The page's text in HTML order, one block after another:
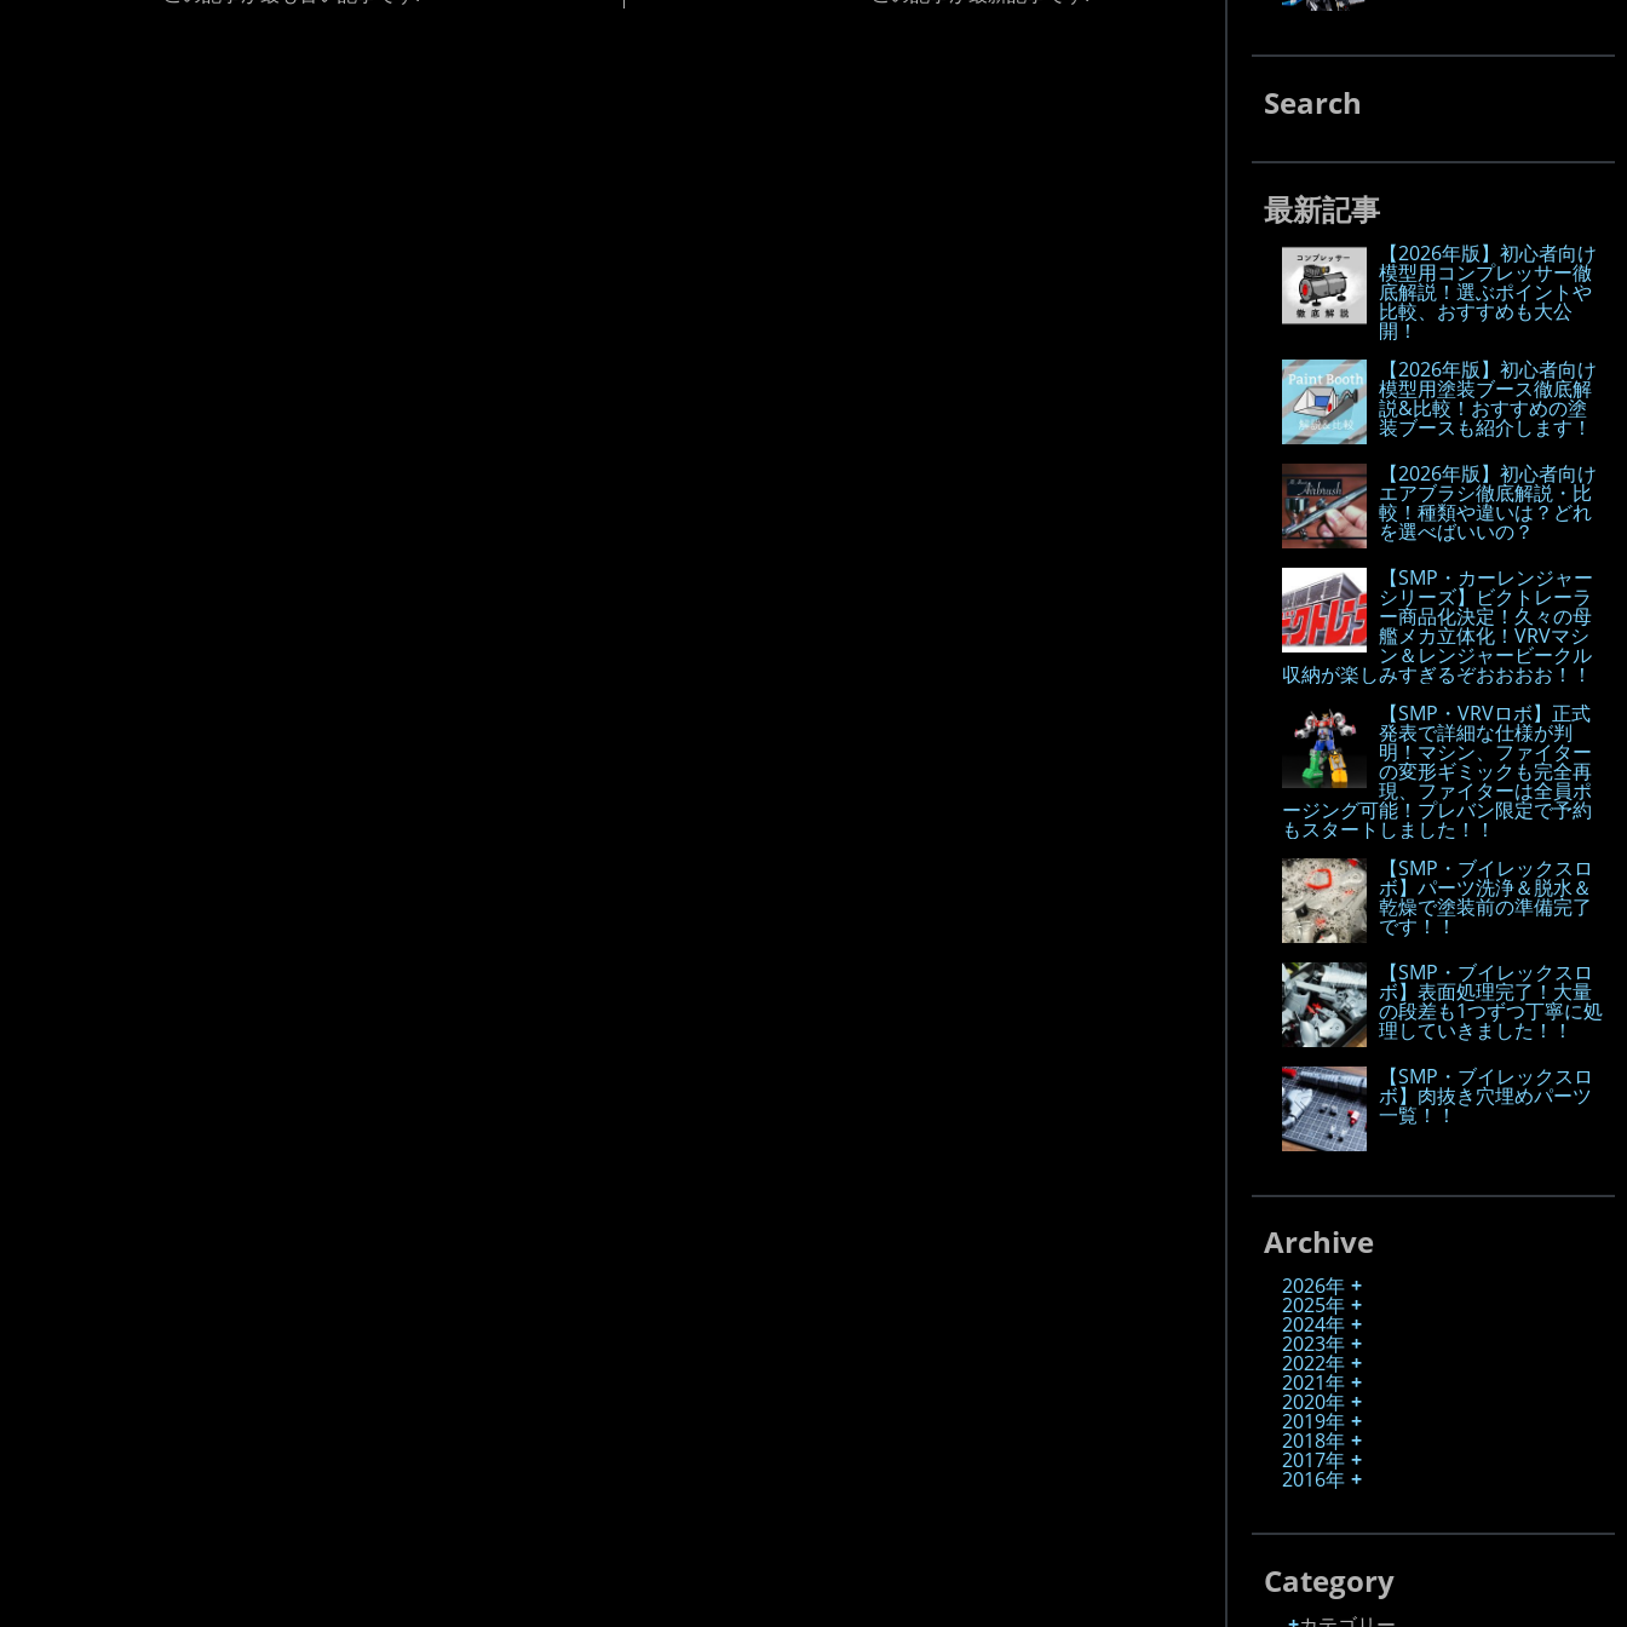
Search
最新記事
【2026年版】初心者向け
模型用コンプレッサー徹
底解説！選ぶポイントや
比較、おすすめも大公
開！
【2026年版】初心者向け
模型用塗装ブース徹底解
説&比較！おすすめの塗
装ブースも紹介します！
【2026年版】初心者向け
エアブラシ徹底解説・比
較！種類や違いは？どれ
を選べばいいの？
【SMP・カーレンジャー
シリーズ】ビクトレーラ
ー商品化決定！久々の母
艦メカ立体化！VRVマシ
ン＆レンジャービークル
収納が楽しみすぎるぞおおおお！！
【SMP・VRVロボ】正式
発表で詳細な仕様が判
明！マシン、ファイター
の変形ギミックも完全再
現、ファイターは全員ポ
ージング可能！プレバン限定で予約
もスタートしました！！
【SMP・ブイレックスロ
ボ】パーツ洗浄＆脱水＆
乾燥で塗装前の準備完了
です！！
【SMP・ブイレックスロ
ボ】表面処理完了！大量
の段差も1つずつ丁寧に処
理していきました！！
【SMP・ブイレックスロ
ボ】肉抜き穴埋めパーツ
一覧！！
Archive
2026年
2025年
2024年
2023年
2022年
2021年
2020年
2019年
2018年
2017年
2016年
Category